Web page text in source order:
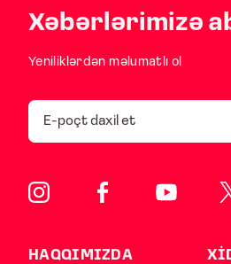
Xəbərlərimizə
Yeniliklərdən məlumatlı ol
HAQQIMIZDA